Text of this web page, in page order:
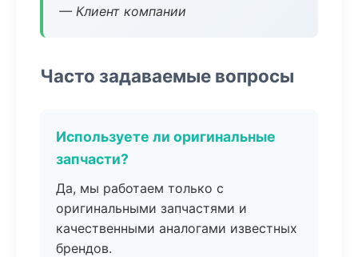
— Клиент компании
Часто задаваемые вопросы
Используете ли оригинальные
запчасти?
Да, мы работаем только с
оригинальными запчастями и
качественными аналогами известных
брендов.